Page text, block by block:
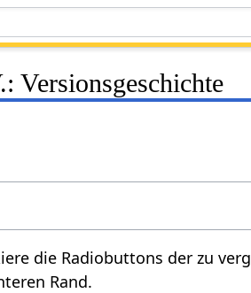
Versionsgeschichte
die Radiobuttons der zu
Rand.